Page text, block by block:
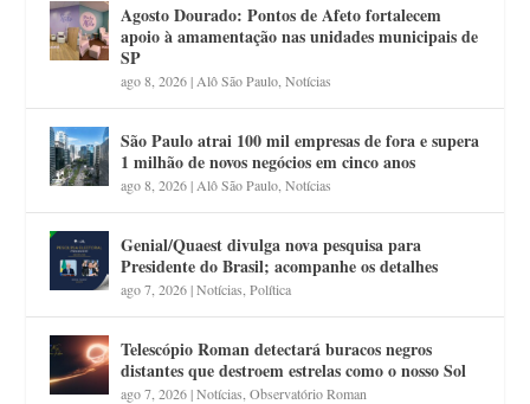
Agosto Dourado: Pontos de Afeto fortalecem
apoio à amamentação nas unidades municipais de
SP
ago 8, 2026| Alô São Paulo ,Notícias
São Paulo atrai 100 mil empresas de fora e supera
1 milhão de novos negócios em cinco anos
ago 8, 2026| Alô São Paulo ,Notícias
Genial/Quaest divulga nova pesquisa para
Presidente do Brasil; acompanhe os detalhes
ago 7, 2026|Notícias ,Política
Telescópio Roman detectará buracos negros
distantes que destroem estrelas como o nosso Sol
ago 7, 2026|Notícias ,Observatório Roman